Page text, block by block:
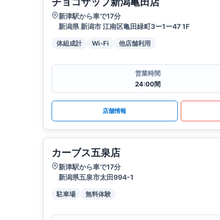
新津駅から車で17分
新潟県 新潟市 江南区亀田緑町3ー1ー47 1F
体組成計 Wi-Fi 他店舗利用
営業時間
24:00間
店舗情報
カーブス五泉店
新津駅から車で17分
新潟県五泉市太田994-1
駐車場 無料体験